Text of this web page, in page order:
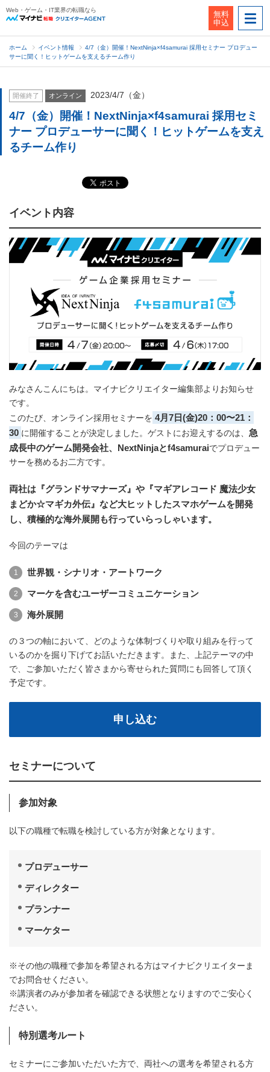
Web・ゲーム・IT業界の転職なら
無料
申込
ホーム イベント情報
4/7（金）開催！NextNinja×f4samurai 採用セミナー プロデュー
サーに聞く！ヒットゲームを支えるチーム作り
開催終了 オンライン 2023/4/7（金）
4/7（金）開催！NextNinja×f4samurai 採用セミ
ナー プロデューサーに聞く！ヒットゲームを支え
るチーム作り
イベント内容
みなさんこんにちは。マイナビクリエイター編集部よりお知らせ
です。
このたび、オンライン採用セミナーを 4月7日(金)20：00〜21：
30 に開催することが決定しました。ゲストにお迎えするのは、 急
成長中のゲーム開発会社、NextNinjaとf4samuraiでプロデュー
サーを務めるお二方です。
両社は『グランドサマナーズ』や『マギアレコード 魔法少女
まどか☆マギカ外伝』など大ヒットしたスマホゲームを開発
し、積極的な海外展開も行っていらっしゃいます。
今回のテーマは
世界観・シナリオ・アートワーク
マーケを含むユーザーコミュニケーション
海外展開
の３つの軸において、どのような体制づくりや取り組みを行って
いるのかを掘り下げてお話いただきます。また、上記テーマの中
で、ご参加いただく皆さまから寄せられた質問にも回答して頂く
予定です。
申し込む
セミナーについて
参加対象
以下の職種で転職を検討している方が対象となります。
プロデューサー
ディレクター
プランナー
マーケター
※その他の職種で参加を希望される方はマイナビクリエイターま
でお問合せください。
※講演者のみが参加者を確認できる状態となりますのでご安心く
ださい。
特別選考ルート
セミナーにご参加いただいた方で、両社への選考を希望される方